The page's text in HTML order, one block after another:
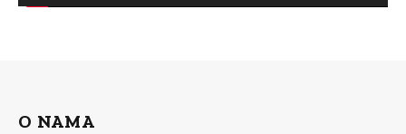
O NAMA